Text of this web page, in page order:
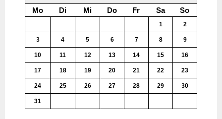
Mo Di Mi Do Fr Sa So
1 2
3 4 5 6 7 8 9
10 11 12 13 14 15 16
17 18 19 20 21 22 23
24 25 26 27 28 29 30
31